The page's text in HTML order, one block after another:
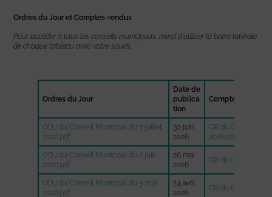
Ordres du Jour et Comptes-rendus
Pour accéder à tous les conseils municipaux, merci d’utiliser la barre latérale
de chaque tableau avec votre souris.
Ordres du Jour
Date de
publica
tion
Comptes-rendus
ODJ du Conseil Municipal du 7 juillet
2026.pdf
30 juin
2026
CR du Conseil
2026.pdf
ODJ du Conseil Municipal du 2 juin
2026.pdf
26 mai
2026
CR du Conseil
ODJ du Conseil Municipal du 5 mai
2026.pdf
24 avril
2026
CR du Conseil